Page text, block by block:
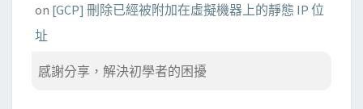
on [GCP] 刪除已經被附加在虛擬機器上的靜態 IP 位
址
感謝分享，解決初學者的困擾